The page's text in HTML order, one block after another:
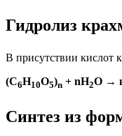
Гидролиз
В присутствии кислот
(C6H10O5)n + nH2O →
Синтез из